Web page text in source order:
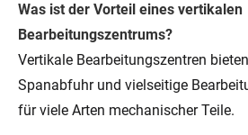
Was ist der Vorteil eines vertikalen
Bearbeitungszentrums?
Vertikale Bearbeitungszentren
Spanabfuhr und vielseitige
für viele Arten mechanischer Teile.